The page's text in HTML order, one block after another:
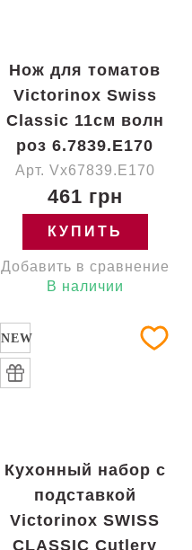
Нож для томатов
Victorinox Swiss
Classic 11см волн
роз 6.7839.E170
Арт. Vx67839.E170
461 грн
КУПИТЬ
Добавить в сравнение
В наличии
NEW
Кухонный набор с
подставкой
Victorinox SWISS
CLASSIC Cutlery